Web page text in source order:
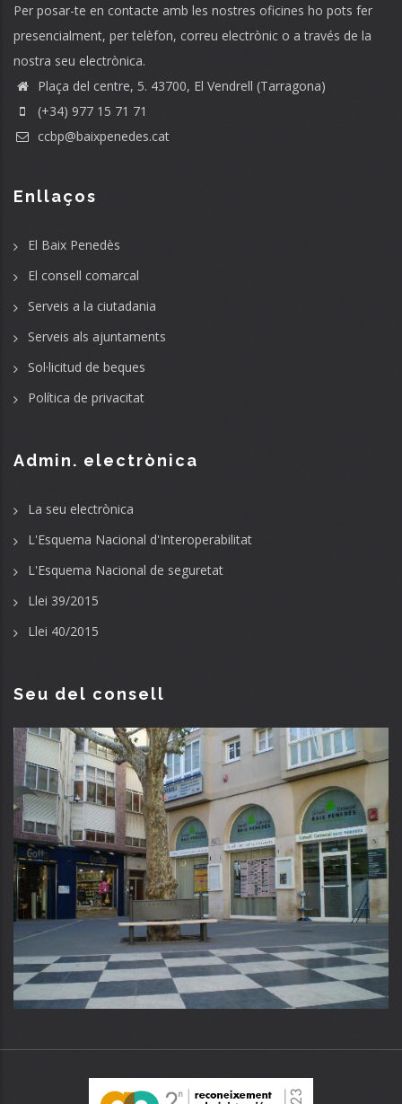
Per posar-te en contacte amb les nostres oficines ho pots fer
presencialment, per telèfon, correu electrònic o a través de la
nostra seu electrònica.
Plaça del centre, 5. 43700, El Vendrell (Tarragona)
(+34) 977 15 71 71
ccbp@baixpenedes.cat
Enllaços
El Baix Penedès
El consell comarcal
Serveis a la ciutadania
Serveis als ajuntaments
Sol·licitud de beques
Política de privacitat
Admin. electrònica
La seu electrònica
L'Esquema Nacional d'Interoperabilitat
L'Esquema Nacional de seguretat
Llei 39/2015
Llei 40/2015
Seu del consell